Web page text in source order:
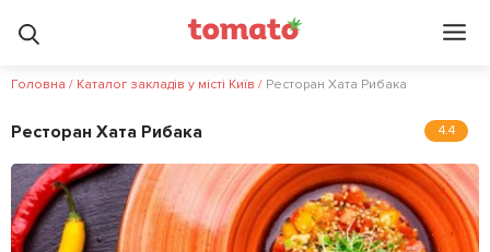
Головна / Каталог закладів у місті Київ / Ресторан Хата Рибака
Ресторан Хата Рибака 4.4